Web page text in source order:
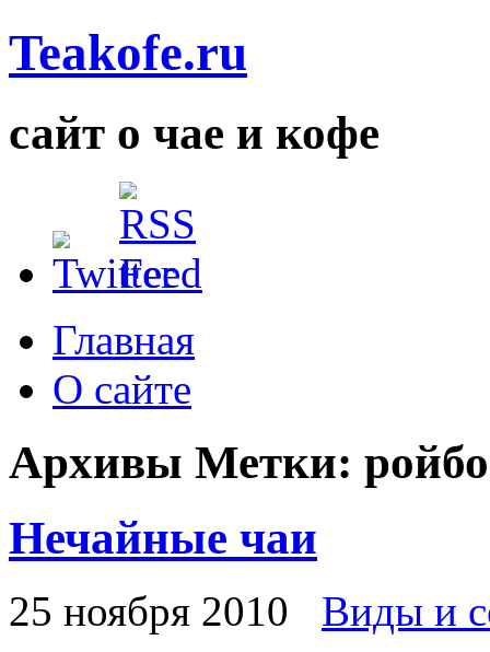
Teakofe.ru
сайт о чае и кофе
Главная
О сайте
Архивы Метки:
Нечайные чаи
25 ноября 2010
Виды и